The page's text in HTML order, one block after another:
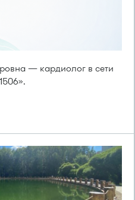
— кардиолог в сети